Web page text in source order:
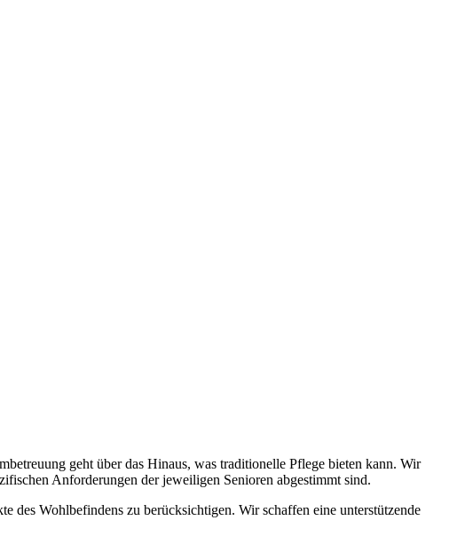
geht über das Hinaus, was traditionelle Pflege bieten kann. Wir
Anforderungen der jeweiligen Senioren abgestimmt sind.
des Wohlbefindens zu berücksichtigen. Wir schaffen eine unterstützende